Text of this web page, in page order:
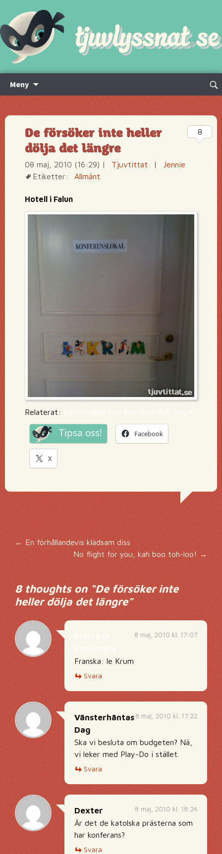
Meny
innehåll
Sök
De försöker inte heller
dölja det längre
08 maj, 2010 (16:29) | Tjuvtittat |
Jennie
Etiketter:
Allmänt
Hotell i Falun
Relaterat:
Tipsa oss! Facebook
X
8
Inläggsnavigering
← En förhållandevis klädsam diss
No flight for you, kah boo toh-loo!→
8 thoughts on “De försöker inte
heller dölja det längre”
8 maj, 2010 kl. 17:07
Franska: le Krum
Svara
8 maj, 2010 kl. 17:22
Vänsterhäntas
Dag
Ska vi besluta om budgeten? Nä,
vi leker med Play-Do i stället.
Svara
8 maj, 2010 kl. 18:24
Dexter
Är det de katolska prästerna som
har konferans?
Svara